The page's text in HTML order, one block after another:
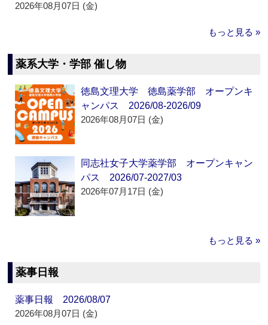
2026年08月07日 (金)
もっと見る »
薬系大学・学部 催し物
徳島文理大学 徳島薬学部 オープンキ
ャンパス 2026/08-2026/09
2026年08月07日 (金)
同志社女子大学薬学部 オープンキャン
パス 2026/07-2027/03
2026年07月17日 (金)
もっと見る »
薬事日報
薬事日報 2026/08/07
2026年08月07日 (金)